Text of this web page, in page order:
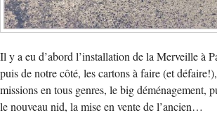
Il y a eu d’abord l’installation de la Merveille à
puis de notre côté, les cartons à faire (et
missions en tous genres, le big déménagement,
le nouveau nid, la mise en vente de l’ancien…